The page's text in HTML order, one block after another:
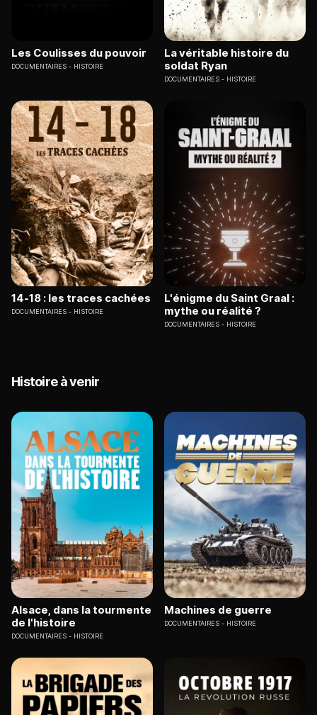
Les Coulisses du pouvoir
DOCUMENTAIRES HISTOIRE
La véritable histoire du
soldat Ryan
DOCUMENTAIRES HISTOIRE
14-18 : les traces cachées
DOCUMENTAIRES HISTOIRE
L'énigme du Saint Graal :
mythe ou réalité ?
DOCUMENTAIRES HISTOIRE
Histoire à venir
Alsace, dans la tourmente
de l'histoire
DOCUMENTAIRES HISTOIRE
Machines de guerre
DOCUMENTAIRES HISTOIRE